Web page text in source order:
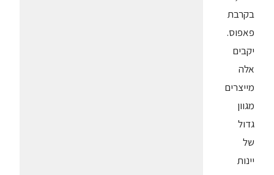
בקרבת
פאפוס.
יקבים
אלה
מייצרים
מגוון
גדול
של
יינות